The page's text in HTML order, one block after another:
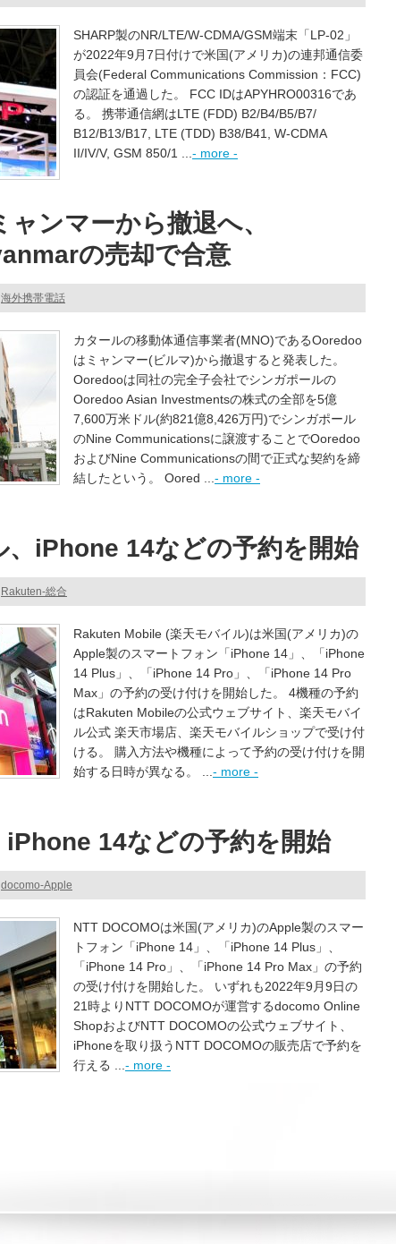
SHARP製のNR/LTE/W-CDMA/GSM端末「LP-02」
が2022年9月7日付けで米国(アメリカ)の連邦通信委
員会(Federal Communications Commission：FCC)
の認証を通過した。 FCC IDはAPYHRO00316であ
る。 携帯通信網はLTE (FDD) B2/B4/B5/B7/
B12/B13/B17, LTE (TDD) B38/B41, W-CDMA
II/IV/V, GSM 850/1 ... - more -
ンマーから撤退へ、
の売却で合意
海外携帯電話
カタールの移動体通信事業者(MNO)であるOoredoo
はミャンマー(ビルマ)から撤退すると発表した。
Ooredooは同社の完全子会社でシンガポールの
Ooredoo Asian Investmentsの株式の全部を5億
7,600万米ドル(約821億8,426万円)でシンガポール
のNine Communicationsに譲渡することでOoredoo
およびNine Communicationsの間で正式な契約を締
結したという。 Oored ... - more -
、iPhone 14などの予約を開始
Rakuten-総合
Rakuten Mobile (楽天モバイル)は米国(アメリカ)の
Apple製のスマートフォン「iPhone 14」、「iPhone
14 Plus」、「iPhone 14 Pro」、「iPhone 14 Pro
Max」の予約の受け付けを開始した。 4機種の予約
はRakuten Mobileの公式ウェブサイト、楽天モバイ
ル公式 楽天市場店、楽天モバイルショップで受け付
ける。 購入方法や機種によって予約の受け付けを開
始する日時が異なる。 ... - more -
iPhone 14などの予約を開始
docomo-Apple
NTT DOCOMOは米国(アメリカ)のApple製のスマー
トフォン「iPhone 14」、「iPhone 14 Plus」、
「iPhone 14 Pro」、「iPhone 14 Pro Max」の予約
の受け付けを開始した。 いずれも2022年9月9日の
21時よりNTT DOCOMOが運営するdocomo Online
ShopおよびNTT DOCOMOの公式ウェブサイト、
iPhoneを取り扱うNTT DOCOMOの販売店で予約を
行える ... - more -